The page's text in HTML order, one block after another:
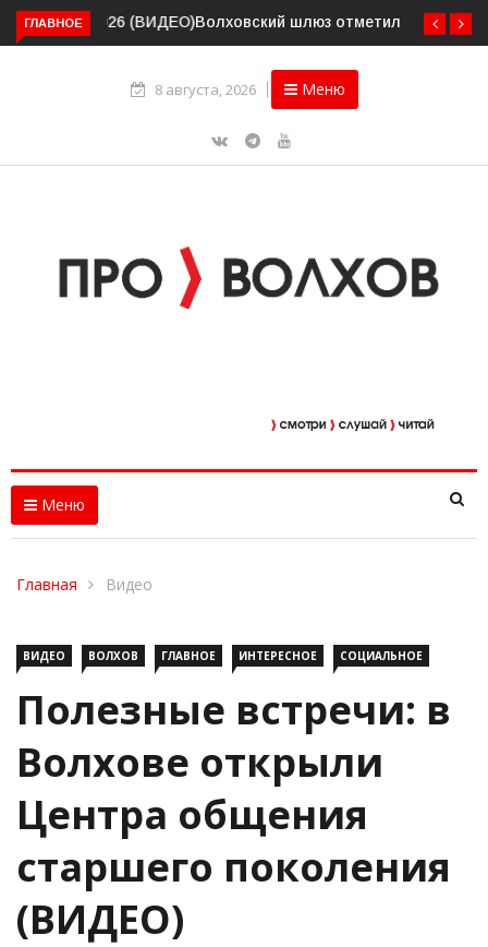
ГЛАВНОЕ Волховский шлюз отметил вековой юбилей
8 августа, 2026 Меню
Меню
Главная Видео
ВИДЕО ВОЛХОВ ГЛАВНОЕ ИНТЕРЕСНОЕ СОЦИАЛЬНОЕ
Полезные встречи: в
Волхове открыли
Центра общения
старшего поколения
(ВИДЕО)